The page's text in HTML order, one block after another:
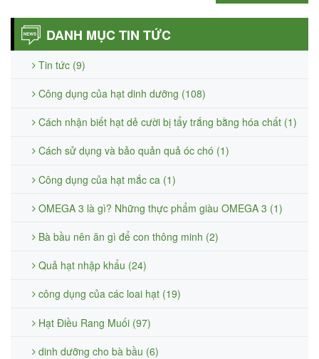
DANH MỤC TIN TỨC
Tin tức (9)
Công dụng của hạt dinh dưỡng (108)
Cách nhận biết hạt dẻ cười bị tẩy trắng bằng hóa chất (1)
Cách sử dụng và bảo quản quả óc chó (1)
Công dụng của hạt mắc ca (1)
OMEGA 3 là gì? Những thực phẩm giàu OMEGA 3 (1)
Bà bầu nên ăn gì để con thông minh (2)
Quả hạt nhập khẩu (24)
công dụng của các loai hạt (19)
Hạt Điều Rang Muối (97)
dinh dưỡng cho bà bầu (6)